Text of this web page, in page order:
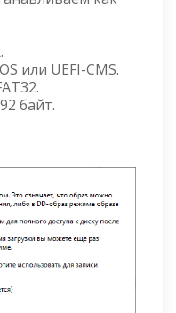
или UEFI-CMS.
байт.